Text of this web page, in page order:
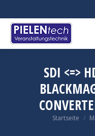
SDI <=>
Sie
Startseite